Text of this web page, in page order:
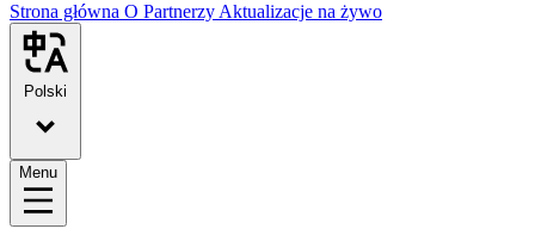
Strona główna O Partnerzy Aktualizacje na żywo
Polski
Menu